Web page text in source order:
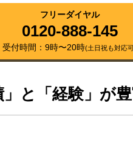
フリーダイヤル
0120-888-145
受付時間：9時〜20時(土日祝も対応
と「経験」が